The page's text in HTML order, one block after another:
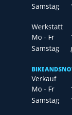
Samstag
Werkstatt
Mo - Fr
Samstag
Verkauf
Mo - Fr
Samstag